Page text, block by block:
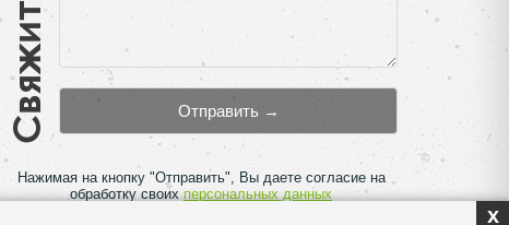
Нажимая на кнопку "Отправить", Вы даете согласие на
обработку своихперсональных данных
x